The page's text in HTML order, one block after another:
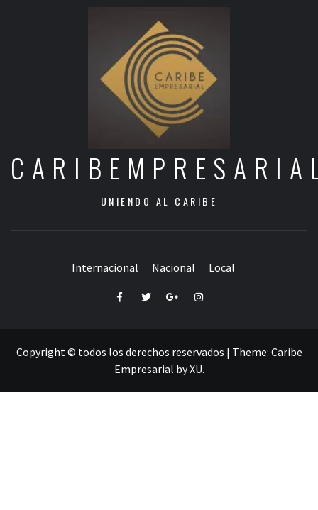
UNIENDO AL CARIBE
Internacional Nacional Local
FacebookTwitterGoogle+Instagram
Copyright © todos los derechos reservados | Theme: Caribe
Empresarial byXU.